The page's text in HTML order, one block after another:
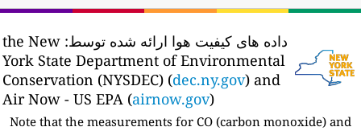
داده های کیفیت هوا ارائه شده توسط: the New
York State Department of Environmental
Conservation (NYSDEC) (dec.ny.gov) and
Air Now - US EPA (airnow.gov)
Note that the measurements for CO (carbon monoxide) and